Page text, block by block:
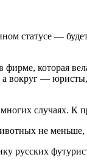
ста­тусе —
которая
вокруг —
случаях. К
не меньше,
русских